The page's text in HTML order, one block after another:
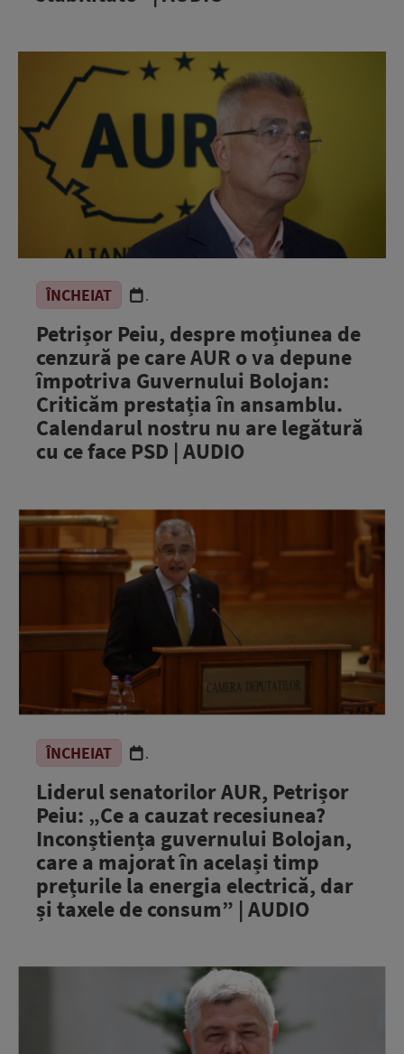
ÎNCHEIAT .
Petrișor Peiu, despre moțiunea de
cenzură pe care AUR o va depune
împotriva Guvernului Bolojan:
Criticăm prestația în ansamblu.
Calendarul nostru nu are legătură
cu ce face PSD | AUDIO
ÎNCHEIAT .
Liderul senatorilor AUR, Petrișor
Peiu: „Ce a cauzat recesiunea?
Inconștiența guvernului Bolojan,
care a majorat în același timp
prețurile la energia electrică, dar
și taxele de consum” | AUDIO